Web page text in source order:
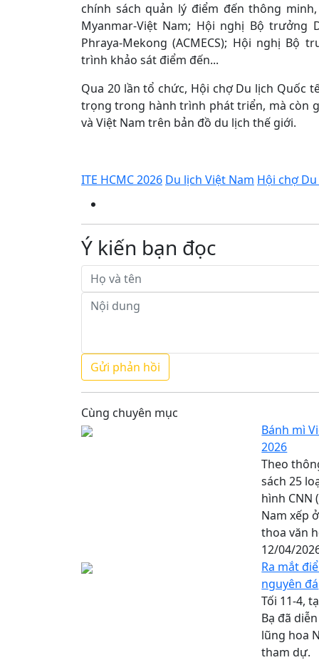
chính sách quản lý điểm đến thông
Myanmar-Việt Nam; Hội nghị Bộ trưởng
Phraya-Mekong (ACMECS); Hội nghị Bộ
trình khảo sát điểm đến...
Qua 20 lần tổ chức, Hội chợ Du lịch Quốc
trọng trong hành trình phát triển, mà còn
và Việt Nam trên bản đồ du lịch thế giới.
ITE HCMC 2026 Du lịch Việt Nam Hội chợ
Ý kiến bạn đọc
Cùng chuyên mục
Bánh mì
2026
Theo
sách 25
hình CNN
Nam xếp
thoa văn
12/04/
Ra mắt
nguyên đá
Tối 11-4,
Bạ đã
lũng hoa
tham dự.